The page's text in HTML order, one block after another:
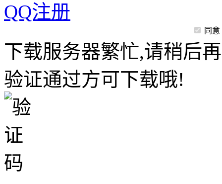
QQ注册
同意
下载服务器繁忙,请稍后
验证通过方可下载哦!